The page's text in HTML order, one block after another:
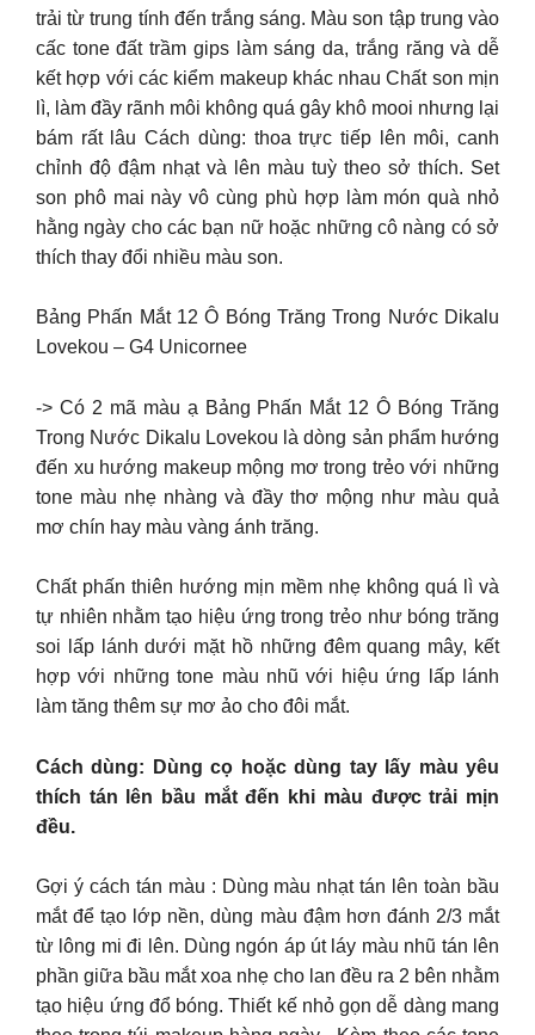
trải từ trung tính đến trắng sáng. Màu son tập trung vào
cấc tone đất trầm gips làm sáng da, trắng răng và dễ
kết hợp với các kiểm makeup khác nhau Chất son mịn
lì, làm đầy rãnh môi không quá gây khô mooi nhưng lại
bám rất lâu Cách dùng: thoa trực tiếp lên môi, canh
chỉnh độ đậm nhạt và lên màu tuỳ theo sở thích. Set
son phô mai này vô cùng phù hợp làm món quà nhỏ
hằng ngày cho các bạn nữ hoặc những cô nàng có sở
thích thay đổi nhiều màu son.
Bảng Phấn Mắt 12 Ô Bóng Trăng Trong Nước Dikalu
Lovekou – G4 Unicornee
-> Có 2 mã màu ạ Bảng Phấn Mắt 12 Ô Bóng Trăng
Trong Nước Dikalu Lovekou là dòng sản phẩm hướng
đến xu hướng makeup mộng mơ trong trẻo với những
tone màu nhẹ nhàng và đầy thơ mộng như màu quả
mơ chín hay màu vàng ánh trăng.
Chất phấn thiên hướng mịn mềm nhẹ không quá lì và
tự nhiên nhằm tạo hiệu ứng trong trẻo như bóng trăng
soi lấp lánh dưới mặt hồ những đêm quang mây, kết
hợp với những tone màu nhũ với hiệu ứng lấp lánh
làm tăng thêm sự mơ ảo cho đôi mắt.
Cách dùng: Dùng cọ hoặc dùng tay lấy màu yêu
thích tán lên bầu mắt đến khi màu được trải mịn
đều.
Gợi ý cách tán màu : Dùng màu nhạt tán lên toàn bầu
mắt để tạo lớp nền, dùng màu đậm hơn đánh 2/3 mắt
từ lông mi đi lên. Dùng ngón áp út láy màu nhũ tán lên
phần giữa bầu mắt xoa nhẹ cho lan đều ra 2 bên nhằm
tạo hiệu ứng đổ bóng. Thiết kế nhỏ gọn dễ dàng mang